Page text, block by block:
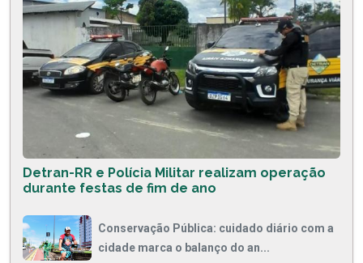
Detran-RR e Polícia Militar realizam operação
durante festas de fim de ano
Conservação Pública: cuidado diário com a
cidade marca o balanço do an...